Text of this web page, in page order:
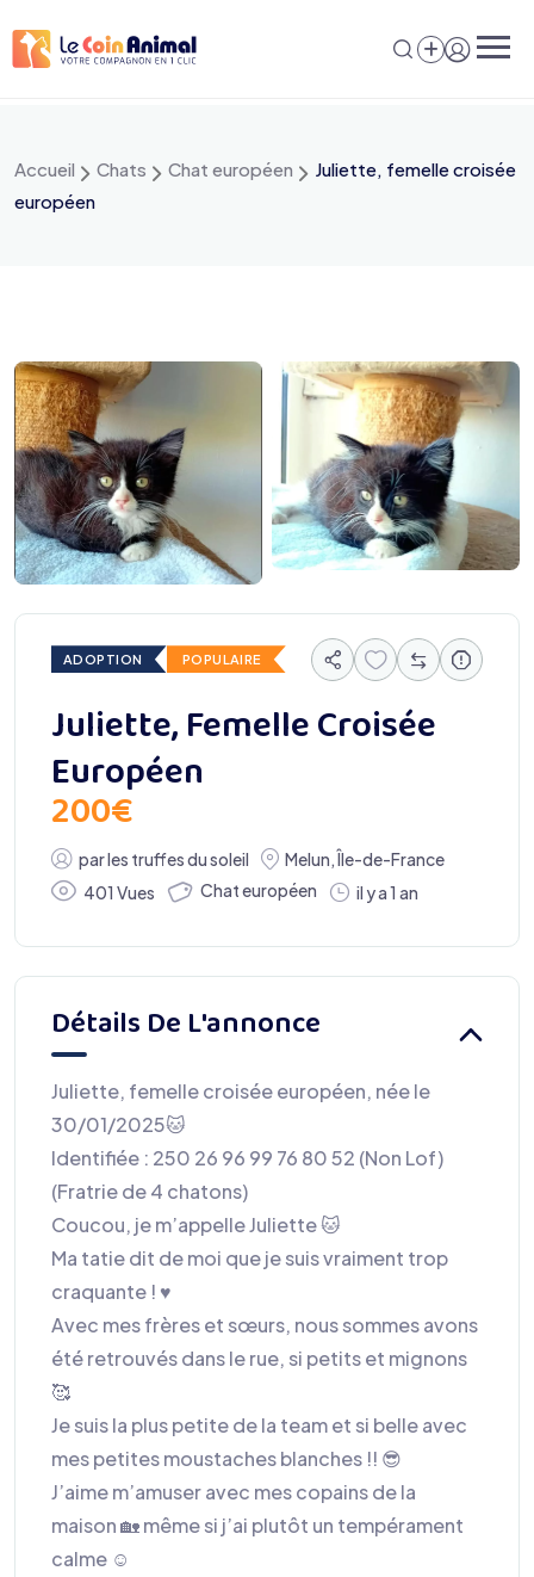
au
Accueil Chats Chat européen
Juliette, femelle croisée
européen
ADOPTION POPULAIRE
Juliette, Femelle Croisée
Européen
200€
parles truffes du soleil Melun,Île-de-France
401 Vues
Chat européen il y a 1 an
Détails De L'annonce
Juliette, femelle croisée européen, née le
30/01/2025🐱
Identifiée : 250 26 96 99 76 80 52 (Non Lof)
(Fratrie de 4 chatons)
Coucou, je m’appelle Juliette 🐱
Ma tatie dit de moi que je suis vraiment trop
craquante ! ♥️
Avec mes frères et sœurs, nous sommes avons
été retrouvés dans le rue, si petits et mignons
🥰
Je suis la plus petite de la team et si belle avec
mes petites moustaches blanches !! 😎
J’aime m’amuser avec mes copains de la
maison 🏡 même si j’ai plutôt un tempérament
calme ☺️